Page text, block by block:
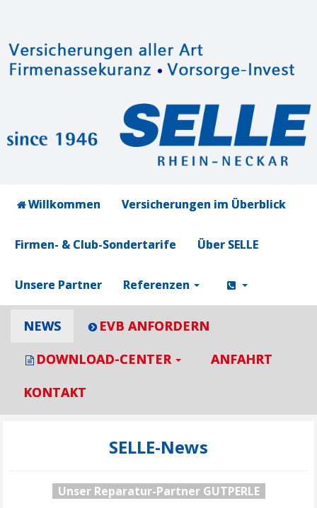
Willkommen Versicherungen im Überblick
Firmen- & Club-Sondertarife Über SELLE
Unsere Partner Referenzen
NEWS
EVB ANFORDERN
DOWNLOAD-CENTER
ANFAHRT
KONTAKT
SELLE-News
Unser Reparatur-Partner GUTPERLE